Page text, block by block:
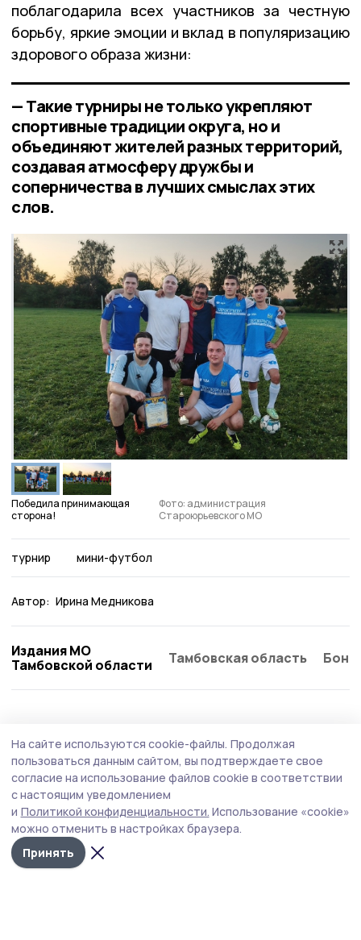
поблагодарила всех участников за честную
борьбу, яркие эмоции и вклад в популяризацию
здорового образа жизни:
— Такие турниры не только укрепляют
спортивные традиции округа, но и
объединяют жителей разных территорий,
создавая атмосферу дружбы и
соперничества в лучших смыслах этих
слов.
Победила принимающая
сторона!
Фото: администрация
Староюрьевского МО
турнир мини-футбол
Автор: Ирина Медникова
Издания МО
Тамбовской области
Тамбовская область
На сайте используются cookie-файлы. Продолжая
пользоваться данным сайтом, вы подтверждаете свое
согласие на использование файлов cookie в соответствии
с настоящим уведомлением
и Политикой конфиденциальности. Использование «cookie»
можно отменить в настройках браузера.
Принять